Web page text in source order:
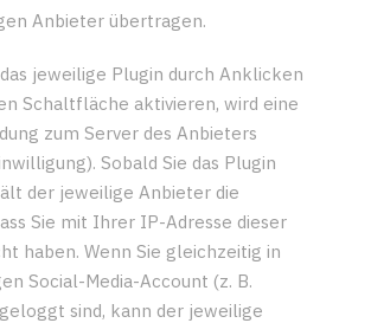
Anbieter übertragen.
jeweilige Plugin durch Anklicken
Schaltfläche aktivieren, wird eine
zum Server des Anbieters
Sobald Sie das Plugin
der jeweilige Anbieter die
Sie mit Ihrer IP-Adresse dieser
haben. Wenn Sie gleichzeitig in
Social-Media-Account (z. B.
sind, kann der jeweilige